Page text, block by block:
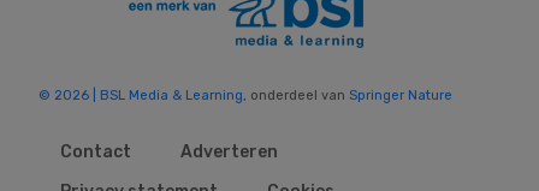
© 2026 | BSL Media & Learning , onderdeel van Springer Nature
Contact
Adverteren